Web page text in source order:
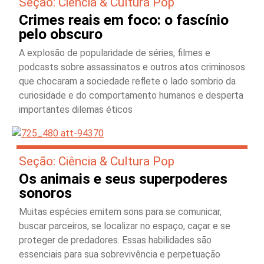
Crimes reais em foco: o fascínio
pelo obscuro
A explosão de popularidade de séries, filmes e
podcasts sobre assassinatos e outros atos criminosos
que chocaram a sociedade reflete o lado sombrio da
curiosidade e do comportamento humanos e desperta
importantes dilemas éticos
Seção: Ciência & Cultura Pop
Os animais e seus superpoderes
sonoros
Muitas espécies emitem sons para se comunicar,
buscar parceiros, se localizar no espaço, caçar e se
proteger de predadores. Essas habilidades são
essenciais para sua sobrevivência e perpetuação